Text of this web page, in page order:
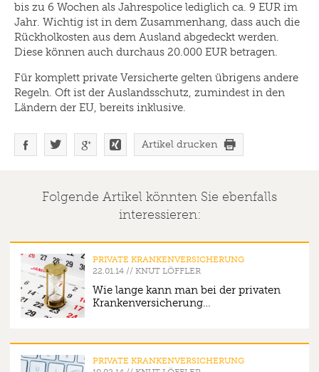
bis zu 6 Wochen als Jahrespolice lediglich ca. 9 EUR im
Jahr. Wichtig ist in dem Zusammenhang, dass auch die
Rückholkosten aus dem Ausland abgedeckt werden.
Diese können auch durchaus 20.000 EUR betragen.
Für komplett private Versicherte gelten übrigens andere
Regeln. Oft ist der Auslandsschutz, zumindest in den
Ländern der EU, bereits inklusive.
Artikel drucken
Folgende Artikel könnten Sie ebenfalls
interessieren:
PRIVATE KRANKENVERSICHERUNG
22.01.14 //KNUT LÖFFLER
Wie lange kann man bei der privaten
Krankenversicherung…
PRIVATE KRANKENVERSICHERUNG